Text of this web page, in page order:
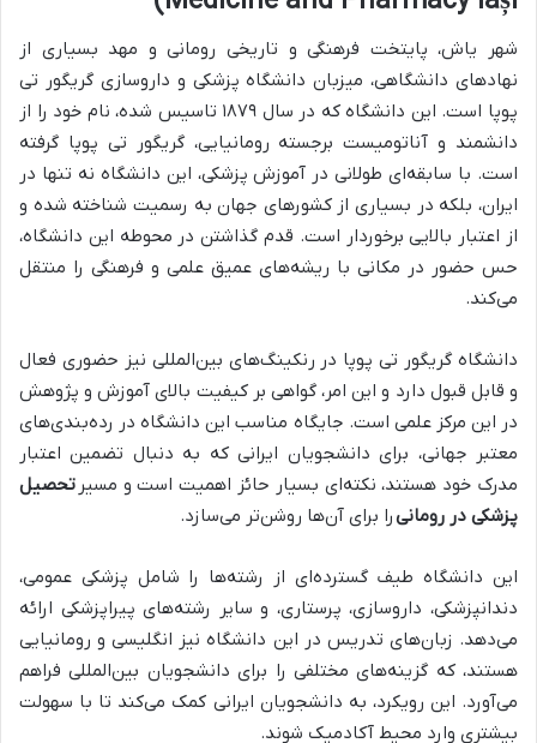
شهر یاش، پایتخت فرهنگی و تاریخی رومانی و مهد بسیاری از
نهادهای دانشگاهی، میزبان دانشگاه پزشکی و داروسازی گریگور تی
پوپا است. این دانشگاه که در سال ۱۸۷۹ تاسیس شده، نام خود را از
دانشمند و آناتومیست برجسته رومانیایی، گریگور تی پوپا گرفته
است. با سابقه‌ای طولانی در آموزش پزشکی، این دانشگاه نه تنها در
ایران، بلکه در بسیاری از کشورهای جهان به رسمیت شناخته شده و
از اعتبار بالایی برخوردار است. قدم گذاشتن در محوطه این دانشگاه،
حس حضور در مکانی با ریشه‌های عمیق علمی و فرهنگی را منتقل
می‌کند.
دانشگاه گریگور تی پوپا در رنکینگ‌های بین‌المللی نیز حضوری فعال
و قابل قبول دارد و این امر، گواهی بر کیفیت بالای آموزش و پژوهش
در این مرکز علمی است. جایگاه مناسب این دانشگاه در رده‌بندی‌های
معتبر جهانی، برای دانشجویان ایرانی که به دنبال تضمین اعتبار
مدرک خود هستند، نکته‌ای بسیار حائز اهمیت است و مسیر تحصیل
پزشکی در رومانیرا برای آن‌ها روشن‌تر می‌سازد.
این دانشگاه طیف گسترده‌ای از رشته‌ها را شامل پزشکی عمومی،
دندانپزشکی، داروسازی، پرستاری، و سایر رشته‌های پیراپزشکی ارائه
می‌دهد. زبان‌های تدریس در این دانشگاه نیز انگلیسی و رومانیایی
هستند، که گزینه‌های مختلفی را برای دانشجویان بین‌المللی فراهم
می‌آورد. این رویکرد، به دانشجویان ایرانی کمک می‌کند تا با سهولت
بیشتری وارد محیط آکادمیک شوند.